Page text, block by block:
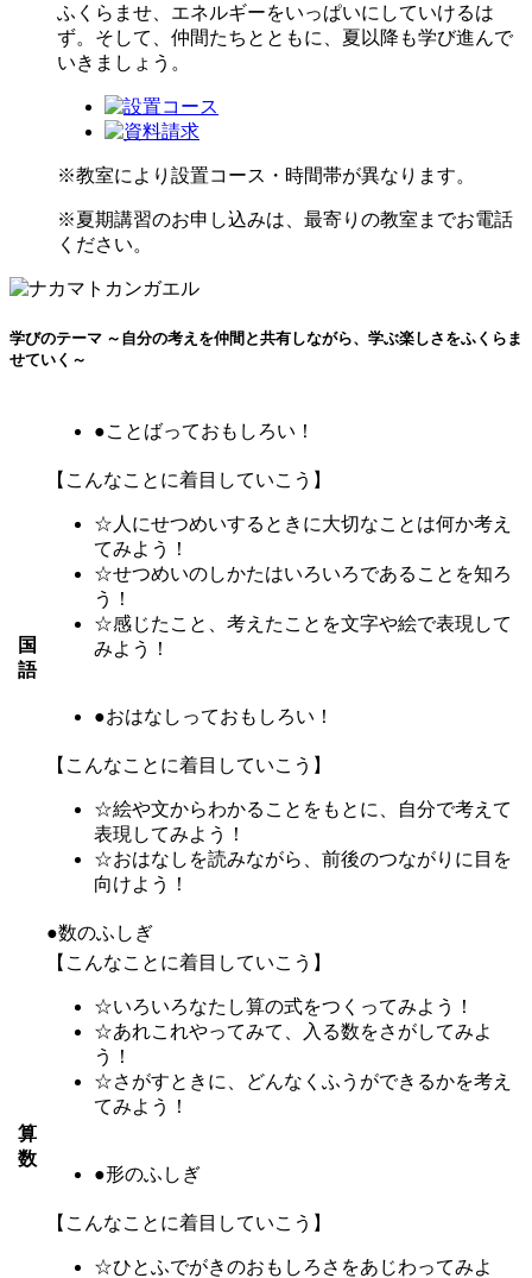
ふくらませ、エネルギーをいっぱいにしていけるは
ず。そして、仲間たちとともに、夏以降も学び進んで
いきましょう。
※教室により設置コース・時間帯が異なります。
※夏期講習のお申し込みは、最寄りの教室までお電話
ください。
学びのテーマ ～自分の考えを仲間と共有しながら、学ぶ楽しさをふくらま
せていく～
国
語
●ことばっておもしろい！
【こんなことに着目していこう】
☆人にせつめいするときに大切なことは何か考え
てみよう！
☆せつめいのしかたはいろいろであることを知ろ
う！
☆感じたこと、考えたことを文字や絵で表現して
みよう！
●おはなしっておもしろい！
【こんなことに着目していこう】
☆絵や文からわかることをもとに、自分で考えて
表現してみよう！
☆おはなしを読みながら、前後のつながりに目を
向けよう！
算
数
●数のふしぎ
【こんなことに着目していこう】
☆いろいろなたし算の式をつくってみよう！
☆あれこれやってみて、入る数をさがしてみよ
う！
☆さがすときに、どんなくふうができるかを考え
てみよう！
●形のふしぎ
【こんなことに着目していこう】
☆ひとふでがきのおもしろさをあじわってみよ